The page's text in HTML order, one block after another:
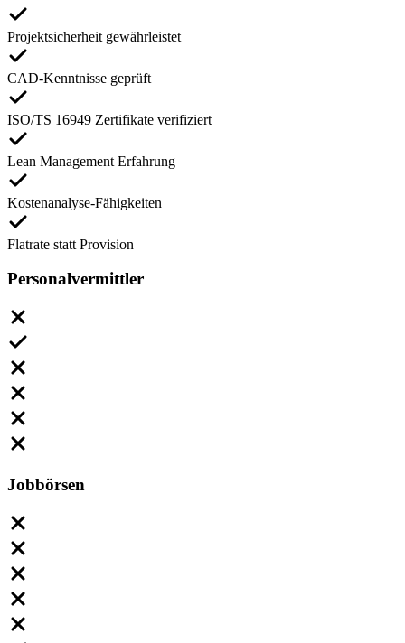
Projektsicherheit gewährleistet
CAD-Kenntnisse geprüft
ISO/TS 16949 Zertifikate verifiziert
Lean Management Erfahrung
Kostenanalyse-Fähigkeiten
Flatrate statt Provision
Personalvermittler
Jobbörsen